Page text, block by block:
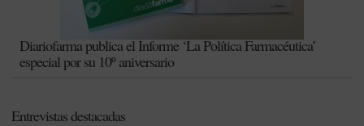
Diariofarma publica el Informe ‘La Política Farmacéutica’
especial por su 10º aniversario
Entrevistas destacadas